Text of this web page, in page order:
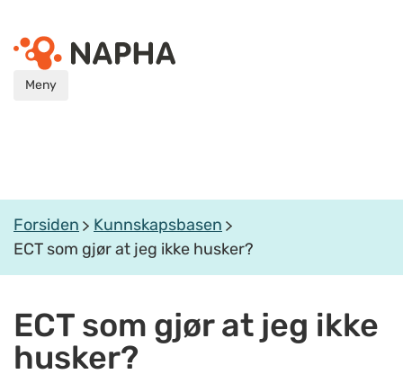
Meny
Forsiden
Kunnskapsbasen
ECT som gjør at jeg ikke husker?
ECT som gjør at jeg ikke
husker?